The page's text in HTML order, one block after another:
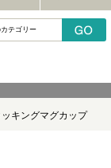
キングマグカップ